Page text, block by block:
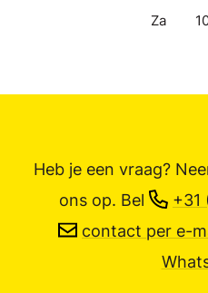
Za
Heb je een vraag?
ons op. Bel +31
contact per e-